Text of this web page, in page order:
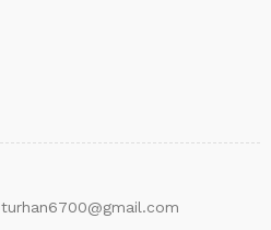
turhan6700@gmail.com